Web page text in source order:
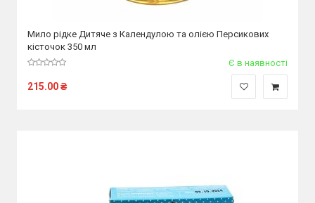
Мило рідке Дитяче з Календулою та олією Персикових
кісточок 350 мл
Є в наявності
215.00₴